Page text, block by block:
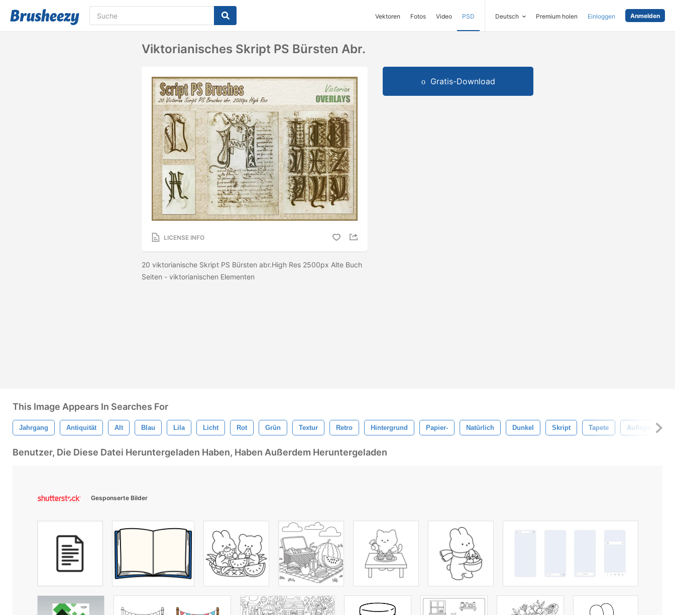
Vektoren Fotos Video PSD Deutsch Premium holen Einloggen Anmelden
Viktorianisches Skript PS Bürsten Abr.
LICENSE INFO
20 viktorianische Skript PS Bürsten abr.High Res 2500px Alte Buch
Seiten - viktorianischen Elementen
Gratis-Download
This Image Appears In Searches For
Jahrgang Antiquität Alt Blau Lila Licht Rot Grün Textur Retro Hintergrund Papier- Natürlich Dunkel Skript Tapete Auflage
Benutzer, Die Diese Datei Heruntergeladen Haben, Haben Außerdem Heruntergeladen
Gesponserte Bilder